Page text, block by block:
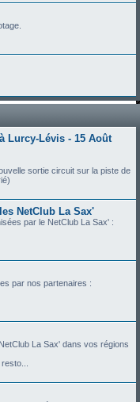
Lurcy-Lévis - 15 Août
sortie circuit sur la piste de
NetClub La Sax'
par le NetClub La Sax' :
par nos partenaires :
La Sax' dans vos régions